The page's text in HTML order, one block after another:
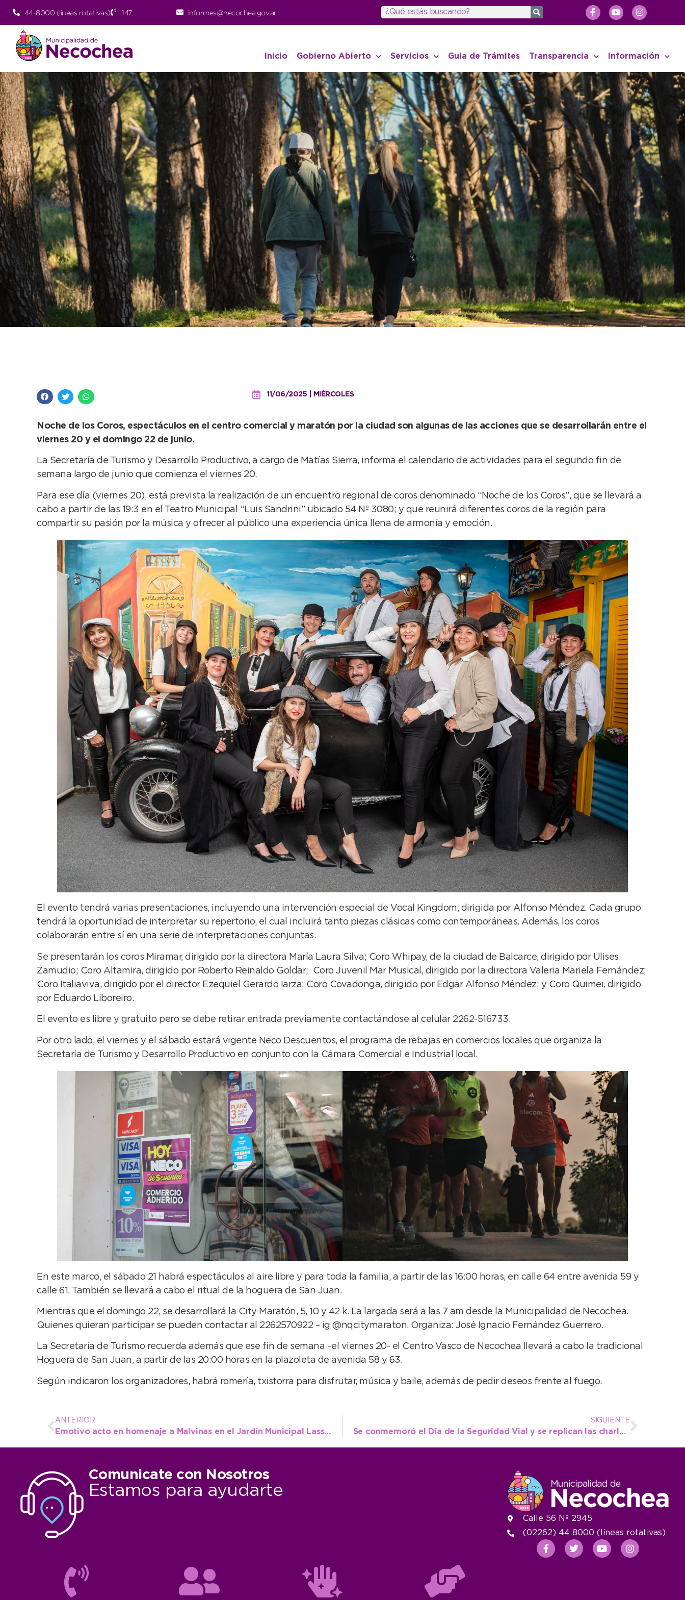
44-8000 (lineas rotativas) 147 informes@necochea.gov.ar
Inicio Gobierno Abierto Servicios Guia de Trámites Transparencia Información
11/06/2025 | MIÉRCOLES
Noche de los Coros, espectáculos en el centro comercial y maratón por la ciudad son algunas de las acciones que se desarrollarán entre el
viernes 20 y el domingo 22 de junio.
La Secretaría de Turismo y Desarrollo Productivo, a cargo de Matías Sierra, informa el calendario de actividades para el segundo fin de
semana largo de junio que comienza el viernes 20.
Para ese día (viernes 20), está prevista la realización de un encuentro regional de coros denominado “Noche de los Coros”, que se llevará a
cabo a partir de las 19:3 en el Teatro Municipal “Luis Sandrini” ubicado 54 Nº 3080; y que reunirá diferentes coros de la región para
compartir su pasión por la música y ofrecer al público una experiencia única llena de armonía y emoción.
El evento tendrá varias presentaciones, incluyendo una intervención especial de Vocal Kingdom, dirigida por Alfonso Méndez. Cada grupo
tendrá la oportunidad de interpretar su repertorio, el cual incluirá tanto piezas clásicas como contemporáneas. Además, los coros
colaborarán entre sí en una serie de interpretaciones conjuntas.
Se presentarán los coros Miramar, dirigido por la directora María Laura Silva; Coro Whipay, de la ciudad de Balcarce, dirigido por Ulises
Zamudio; Coro Altamira, dirigido por Roberto Reinaldo Goldar; Coro Juvenil Mar Musical, dirigido por la directora Valeria Mariela Fernández;
Coro Italiaviva, dirigido por el director Ezequiel Gerardo Iarza; Coro Covadonga, dirigido por Edgar Alfonso Méndez; y Coro Quimei, dirigido
por Eduardo Liboreiro.
El evento es libre y gratuito pero se debe retirar entrada previamente contactándose al celular 2262-516733.
Por otro lado, el viernes y el sábado estará vigente Neco Descuentos, el programa de rebajas en comercios locales que organiza la
Secretaría de Turismo y Desarrollo Productivo en conjunto con la Cámara Comercial e Industrial local.
En este marco, el sábado 21 habrá espectáculos al aire libre y para toda la familia, a partir de las 16:00 horas, en calle 64 entre avenida 59 y
calle 61. También se llevará a cabo el ritual de la hoguera de San Juan.
Mientras que el domingo 22, se desarrollará la City Maratón, 5, 10 y 42 k. La largada será a las 7 am desde la Municipalidad de Necochea.
Quienes quieran participar se pueden contactar al 2262570922 – ig @nqcitymaraton. Organiza: José Ignacio Fernández Guerrero.
La Secretaría de Turismo recuerda además que ese fin de semana –el viernes 20- el Centro Vasco de Necochea llevará a cabo la tradicional
Hoguera de San Juan, a partir de las 20:00 horas en la plazoleta de avenida 58 y 63.
Según indicaron los organizadores, habrá romería, txistorra para disfrutar, música y baile, además de pedir deseos frente al fuego.
ANTERIOR
Emotivo acto en homenaje a Malvinas en el Jardín Municipal Lassalle
SIGUIENTE
Se conmemoró el Día de la Seguridad Vial y se replican las charlas educativas para concientizar
Comunicate con Nosotros
Estamos para ayudarte
Calle 56 Nº 2945
(02262) 44 8000 (lineas rotativas)